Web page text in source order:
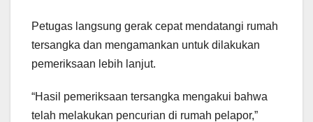
Petugas langsung gerak cepat mendatangi rumah
tersangka dan mengamankan untuk dilakukan
pemeriksaan lebih lanjut.
“Hasil pemeriksaan tersangka mengakui bahwa
telah melakukan pencurian di rumah pelapor,”